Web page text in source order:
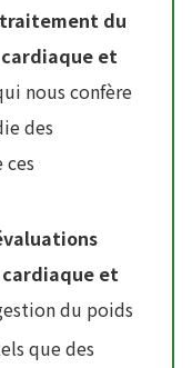
traitement du
et
nous confère
des
et
du poids
que des